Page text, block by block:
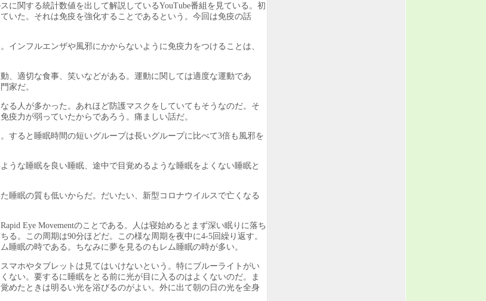
関する統計数値を出して解説しているYouTube番組を見ている。初
いた。それは免疫を強化することであるという。今回は免疫の話
ンフルエンザや風邪にかからないように免疫力をつけることは、
、適切な食事、笑いなどがある。運動に関しては適度な運動であ
家だ。
る人が多かった。あれほど防護マスクをしていてもそうなのだ。そ
疫力が弱っていたからであろう。痛ましい話だ。
すると睡眠時間の短いグループは長いグループに比べて3倍も風邪を
うな睡眠を良い睡眠、途中で目覚めるような睡眠をよくない睡眠と
睡眠の質も低いからだ。だいたい、新型コロナウイルスで亡くなる
Eye Movementのことである。人は寝始めるとまず深い眠りに落ち
。この周期は90分ほどだ。この様な周期を夜中に4-5回繰り返す。
眠の時である。ちなみに夢を見るのもレム睡眠の時が多い。
マホやタブレットは見てはいけないという。特にブルーライトがい
ない。要するに睡眠をとる前に光が目に入るのはよくないのだ。ま
めたときは明るい光を浴びるのがよい。外に出て朝の日の光を全身